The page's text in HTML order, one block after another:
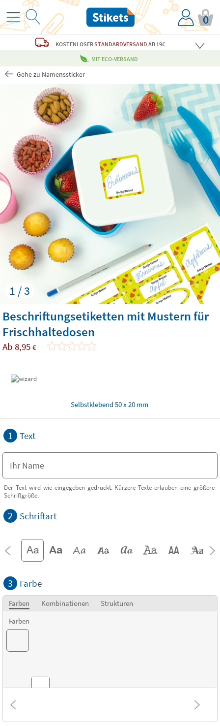
0
KOSTENLOSERSTANDARDVERSAND AB 19€
MIT ECO-VERSAND
Gehe zu Namenssticker
1 / 3
Beschriftungsetiketten mit Mustern für
Frischhaltedosen
Ab 8,95 €
Selbstklebend 50 x 20 mm
1 Text
Der Text wird wie eingegeben gedruckt. Kürzere Texte erlauben eine größere
Schriftgröße.
2 Schriftart
3 Farbe
Farben Kombinationen
Strukturen
Farben
Kombinationen